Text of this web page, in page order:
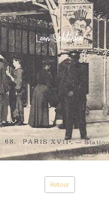
Retour